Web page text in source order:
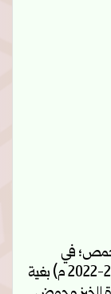
بحمص؛ في
الموسمين الزراعيين (2020-2021، 2021-2022 م) بغية